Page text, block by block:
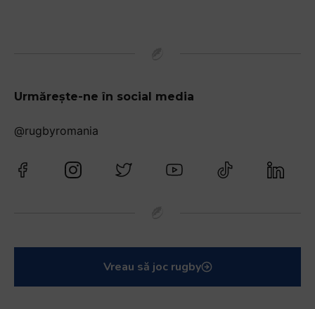
Urmărește-ne în social media
@rugbyromania
Vreau să joc rugby